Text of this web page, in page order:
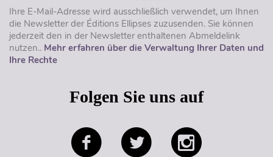
Ihre E-Mail-Adresse wird ausschließlich verwendet, um Ihnen
die Newsletter der Éditions Ellipses zuzusenden. Sie können
jederzeit den in der Newsletter enthaltenen Abmeldelink
nutzen.. Mehr erfahren über die Verwaltung Ihrer Daten und
Ihre Rechte
Folgen Sie uns auf